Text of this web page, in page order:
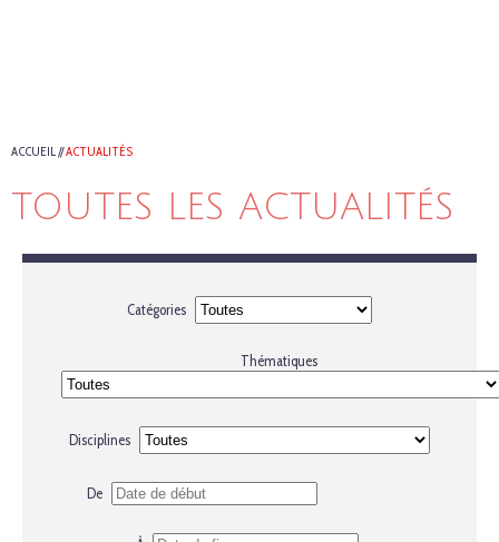
ACCUEIL//ACTUALITÉS
TOUTES LES ACTUALITÉS
Catégories
Thématiques
Disciplines
De